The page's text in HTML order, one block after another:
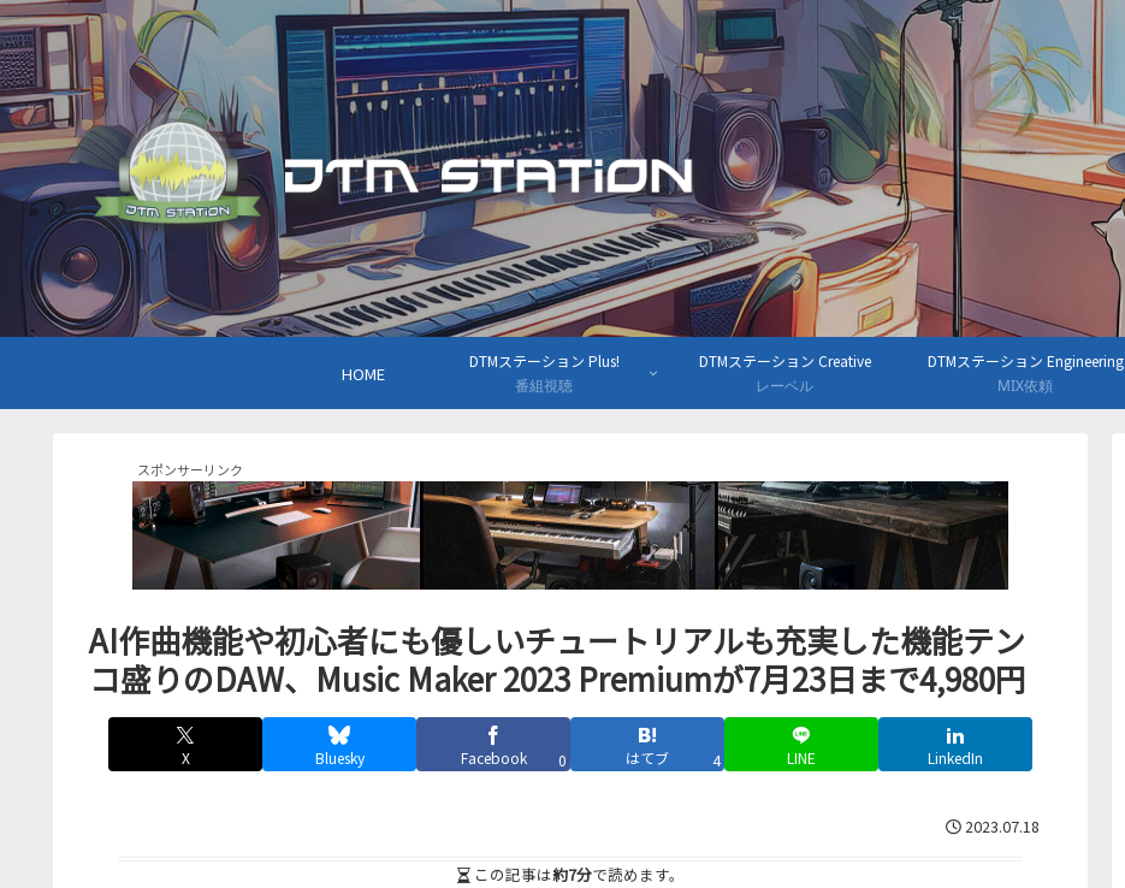
HOME
DTMステーション Plus!
番組視聴
DTMステーション Creative
レーベル
DTMステーション Engineering
MIX依頼
スポンサーリンク
AI作曲機能や初心者にも優しいチュートリアルも充実した機能テン
コ盛りのDAW、Music Maker 2023 Premiumが7月23日まで4,980円
X Bluesky Facebook 0 はてブ 4 LINE LinkedIn
2023.07.18
この記事は約7分で読めます。